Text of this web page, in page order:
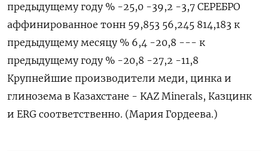
предыдущему году % -25,0 -39,2 -3,7 СЕРЕБРО
аффинированное тонн 59,853 56,245 814,183 к
предыдущему месяцу % 6,4 -20,8 --- к
предыдущему году % -20,8 -27,2 -11,8
Крупнейшие производители меди, цинка и
глинозема в Казахстане - KAZ Minerals, Казцинк
и ERG соответственно. (Мария Гордеева.)